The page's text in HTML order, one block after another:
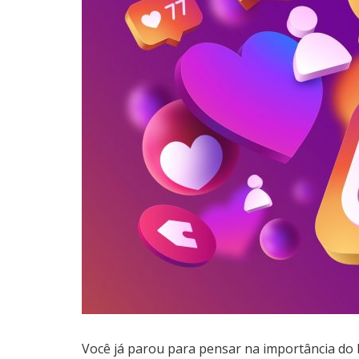
Você já parou para pensar na importância